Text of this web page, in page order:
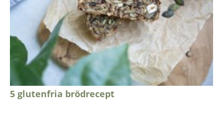
5 glutenfria brödrecept